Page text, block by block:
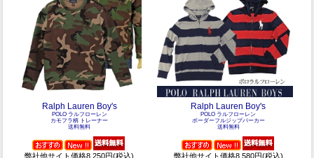
Ralph Lauren Boy's
POLO ラルフローレン
カモフラ柄 トレーナー
送料無料
弊社他サイト価格8,250円(税込)
Ralph Lauren Boy's
POLO ラルフローレン
ボーダーフルジップパーカー
送料無料
弊社他サイト価格8,580円(税込)